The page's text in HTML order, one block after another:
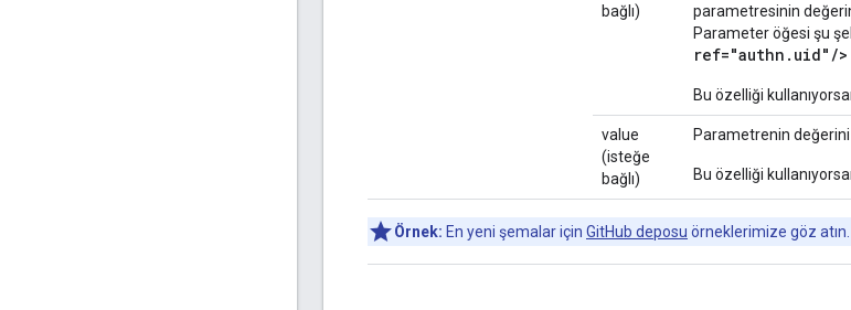
bağlı)
parametresinin
Parameter öğesi şu
ref="authn.uid"/>
Bu özelliği
value
(isteğe
bağlı)
Parametrenin
Bu özelliği
Örnek: En yeni şemalar için GitHub deposu örneklerimize göz atın.